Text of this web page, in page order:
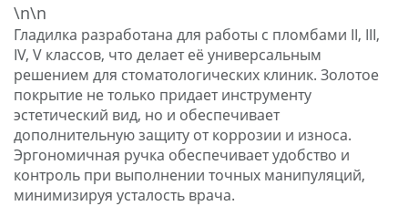
\n\n
Гладилка разработана для работы с пломбами II, III,
IV, V классов, что делает её универсальным
решением для стоматологических клиник. Золотое
покрытие не только придает инструменту
эстетический вид, но и обеспечивает
дополнительную защиту от коррозии и износа.
Эргономичная ручка обеспечивает удобство и
контроль при выполнении точных манипуляций,
минимизируя усталость врача.